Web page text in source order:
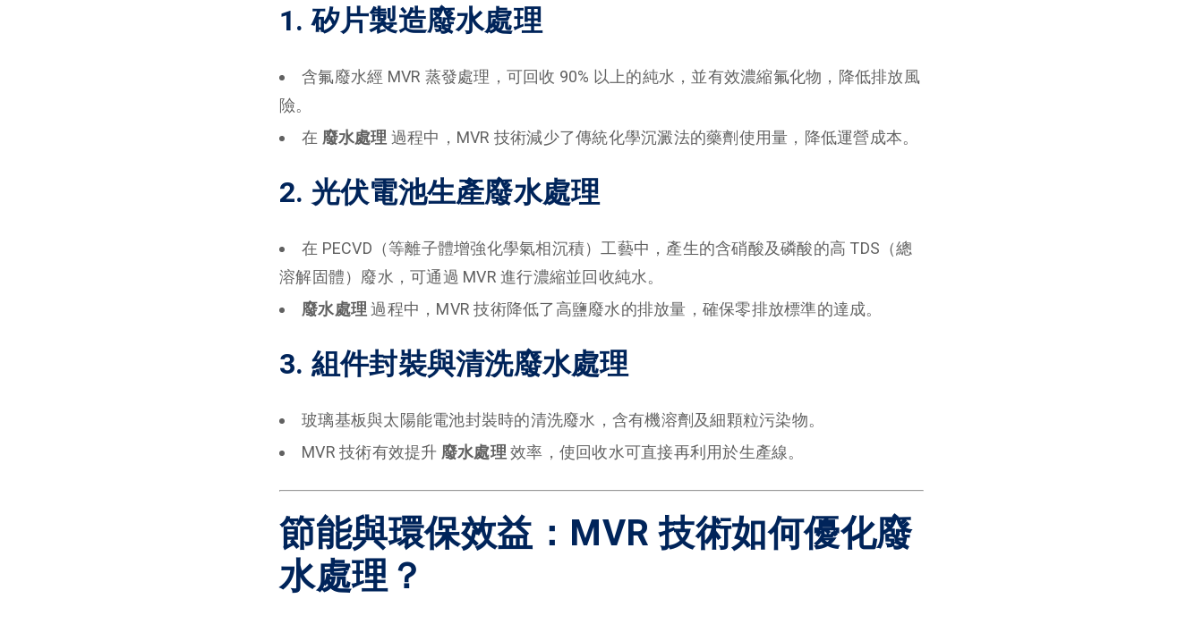
1. 矽片製造廢水處理
含氟廢水經 MVR 蒸發處理，可回收 90% 以上的純水，並有效濃縮氟化物，降低排放風
險。
在 廢水處理 過程中，MVR 技術減少了傳統化學沉澱法的藥劑使用量，降低運營成本。
2. 光伏電池生產廢水處理
在 PECVD（等離子體增強化學氣相沉積）工藝中，產生的含硝酸及磷酸的高 TDS（總
溶解固體）廢水，可通過 MVR 進行濃縮並回收純水。
廢水處理 過程中，MVR 技術降低了高鹽廢水的排放量，確保零排放標準的達成。
3. 組件封裝與清洗廢水處理
玻璃基板與太陽能電池封裝時的清洗廢水，含有機溶劑及細顆粒污染物。
MVR 技術有效提升 廢水處理 效率，使回收水可直接再利用於生產線。
節能與環保效益：MVR 技術如何優化廢
水處理？